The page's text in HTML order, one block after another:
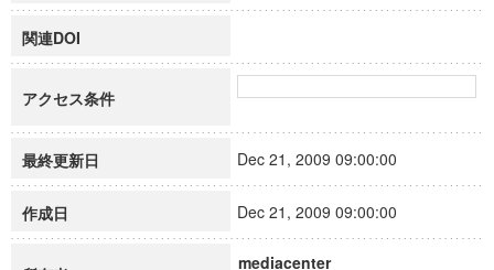
関連DOI
アクセス条件
最終更新日 Dec 21, 2009 09:00:00
作成日 Dec 21, 2009 09:00:00
mediacenter